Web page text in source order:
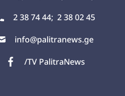
2 38 74 44; 2 38 02 45
info@palitranews.ge
/TV PalitraNews